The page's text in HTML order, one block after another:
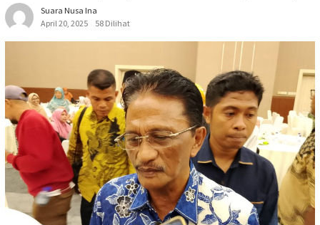
Suara Nusa Ina
April 20, 2025
58 Dilihat